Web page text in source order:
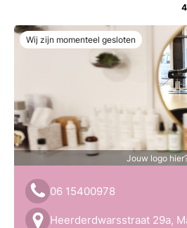
Jouw logo
Wij zijn momenteel gesloten
06 15400978
Heerderdwarsstraat 29a,